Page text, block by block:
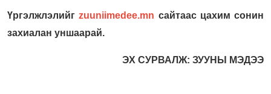
Үргэлжлэлийгzuuniimedee.mn сайтаас цахим сонин
захиалан уншаарай.
ЭХ СУРВАЛЖ: ЗУУНЫ МЭДЭЭ